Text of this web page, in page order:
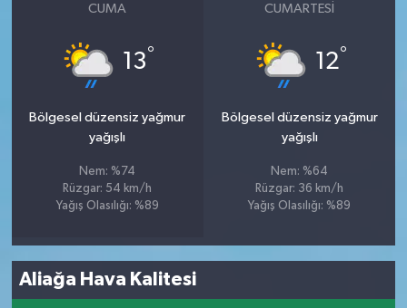
CUMA
13°
Bölgesel düzensiz yağmur
yağışlı
Nem: %74
Rüzgar: 54 km/h
Yağış Olasılığı: %89
CUMARTESI
12°
Bölgesel düzensiz yağmur
yağışlı
Nem: %64
Rüzgar: 36 km/h
Yağış Olasılığı: %89
Aliağa Hava Kalitesi